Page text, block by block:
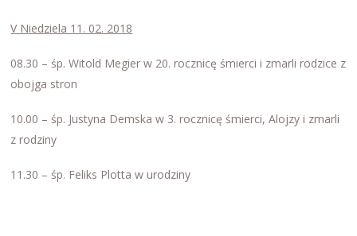
V Niedziela 11. 02. 2018
08.30 – śp. Witold Megier w 20. rocznicę śmierci i zmarli rodzice z
obojga stron
10.00 – śp. Justyna Demska w 3. rocznicę śmierci, Alojzy i zmarli
z rodziny
11.30 – śp. Feliks Plotta w urodziny